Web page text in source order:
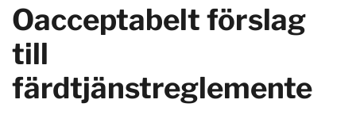
Oacceptabelt förslag
till
färdtjänstreglemente